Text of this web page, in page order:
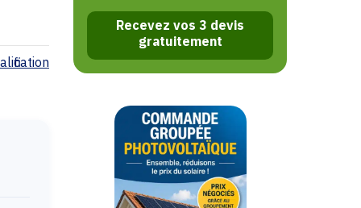
Recevez vos 3 devis
gratuitement